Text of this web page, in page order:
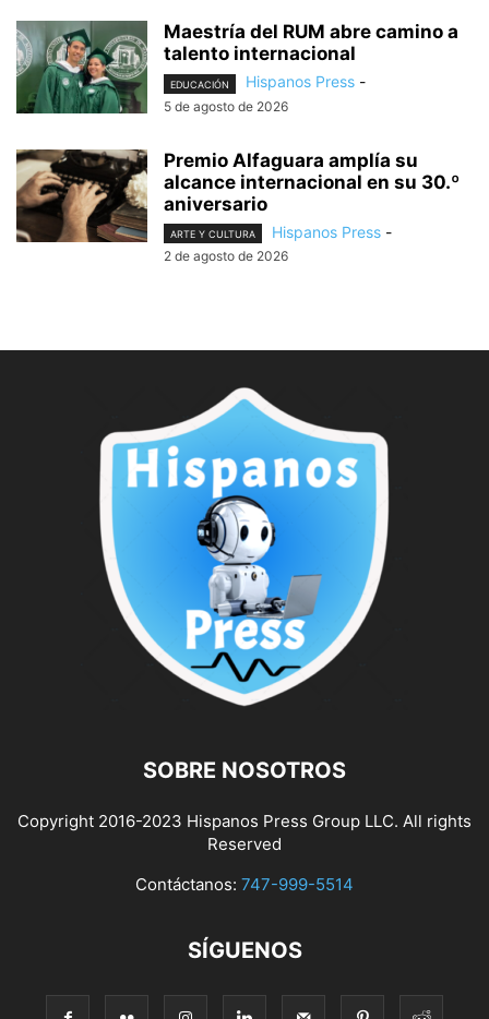
Maestría del RUM abre camino a
talento internacional
EDUCACIÓN Hispanos Press -
5 de agosto de 2026
Premio Alfaguara amplía su
alcance internacional en su 30.º
aniversario
ARTE Y CULTURA Hispanos Press -
2 de agosto de 2026
SOBRE NOSOTROS
Copyright 2016-2023 Hispanos Press Group LLC. All rights
Reserved
Contáctanos: 747-999-5514
SÍGUENOS